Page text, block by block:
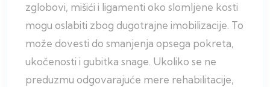
zglobovi, mišići i ligamenti oko slomljene kosti
mogu oslabiti zbog dugotrajne imobilizacije. To
može dovesti do smanjenja opsega pokreta,
ukočenosti i gubitka snage. Ukoliko se ne
preduzmu odgovarajuće mere rehabilitacije,